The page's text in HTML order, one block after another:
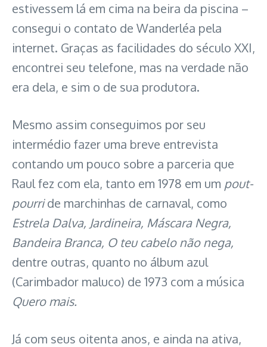
estivessem lá em cima na beira da piscina –
consegui o contato de Wanderléa pela
internet. Graças as facilidades do século XXI,
encontrei seu telefone, mas na verdade não
era dela, e sim o de sua produtora.
Mesmo assim conseguimos por seu
intermédio fazer uma breve entrevista
contando um pouco sobre a parceria que
Raul fez com ela, tanto em 1978 em um pout-
pourride marchinhas de carnaval, como
Estrela Dalva, Jardineira, Máscara Negra,
Bandeira Branca, O teu cabelo não nega,
dentre outras, quanto no álbum azul
(Carimbador maluco) de 1973 com a música
Quero mais.
Já com seus oitenta anos, e ainda na ativa,